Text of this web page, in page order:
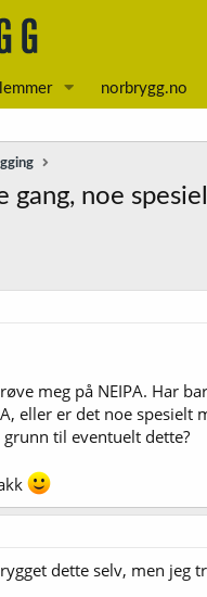
norbrygg.no
gang, noe
meg på NEIPA. Har
eller er det noe spesielt
grunn til eventuelt dette?
dette selv, men